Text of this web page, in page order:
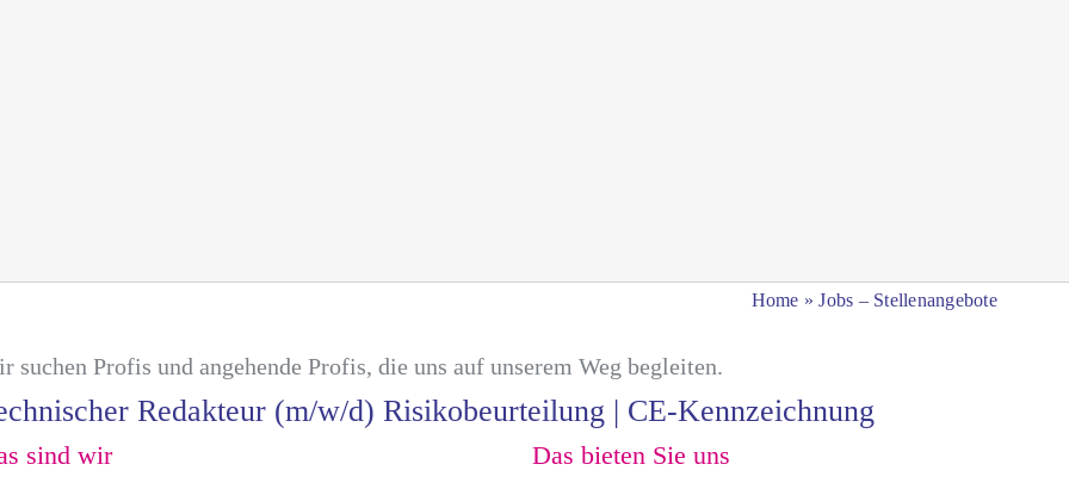
Home »Jobs – Stellenangebote
suchen Profis und angehende Profis, die uns auf unserem Weg begleiten.
Redakteur (m/w/d) Risikobeurteilung | CE-Kennzeichnung
sind wir Das bieten Sie uns